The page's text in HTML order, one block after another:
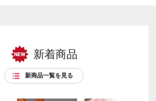
新着商品
新商品一覧を見る